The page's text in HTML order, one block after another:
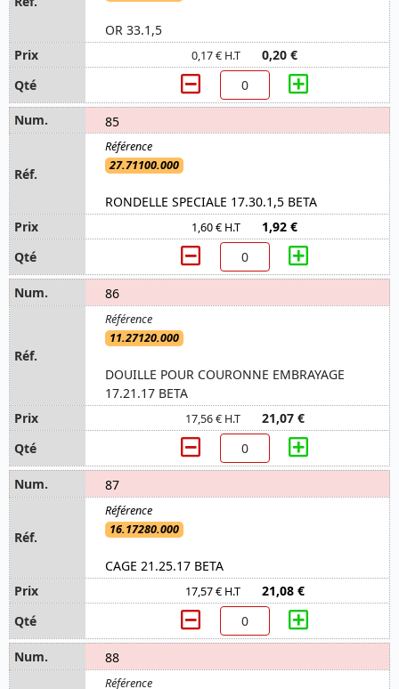
OR 33.1,5
0,17 € H.T 0,20 €
85
27.71100.000
RONDELLE SPECIALE 17.30.1,5 BETA
1,60 € H.T 1,92 €
86
11.27120.000
DOUILLE POUR COURONNE EMBRAYAGE
17.21.17 BETA
17,56 € H.T 21,07 €
87
16.17280.000
CAGE 21.25.17 BETA
17,57 € H.T 21,08 €
88